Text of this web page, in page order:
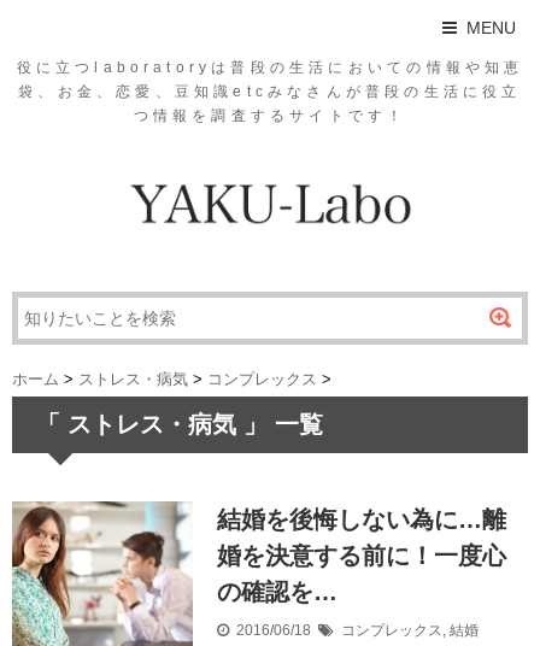
MENU
役に立つlaboratoryは普段の生活においての情報や知恵
袋、お金、恋愛、豆知識etcみなさんが普段の生活に役立
つ情報を調査するサイトです！
ホーム > ストレス・病気 > コンプレックス >
「 ストレス・病気 」 一覧
結婚を後悔しない為に…離
婚を決意する前に！一度心
の確認を…
2016/06/18 コンプレックス 結婚